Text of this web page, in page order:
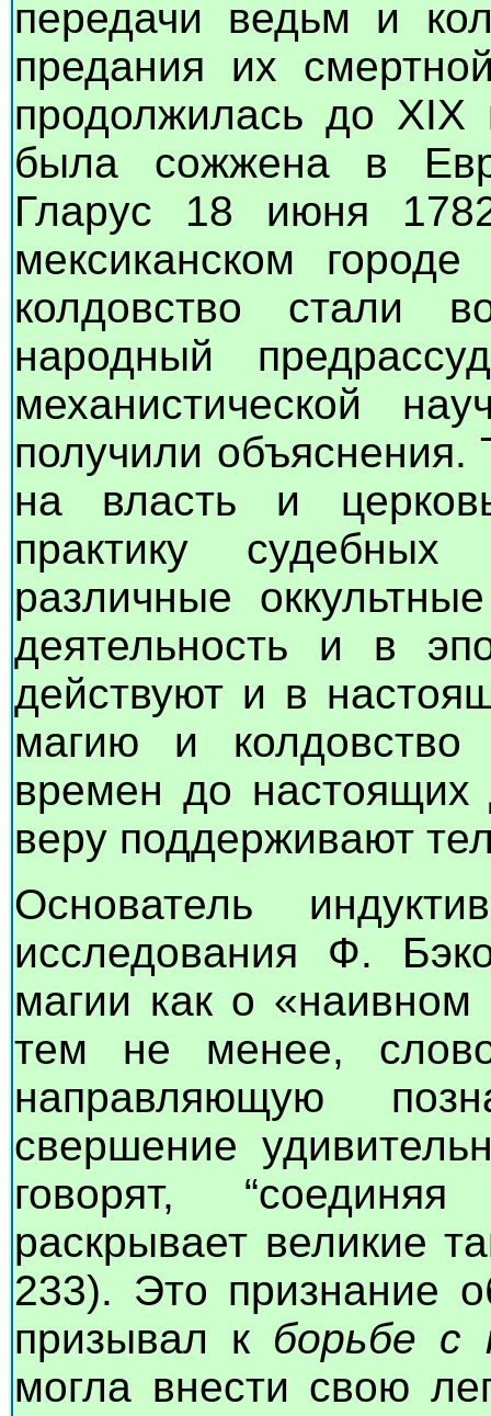
передачи ведьм и
предания их
продолжилась до
была сожжена в
Гларус 18 июня
мексиканском
колдовство стали
народный
механистической
получили объяснения.
на власть и
практику
различные
деятельность и в
действуют и в
магию и колдовство
времен до
веру поддерживают
Основатель
исследования Ф.
магии как о «наивном
тем не менее,
направляющую
свершение
говорят,
раскрывает великие
233). Это признание
призывал к борьбе с
могла внести свою